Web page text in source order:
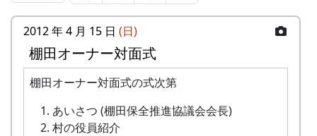
2012 年 4 月 15 日 (日)
棚田オーナー対面式
棚田オーナー対面式の式次第
あいさつ (棚田保全推進協議会会長)
村の役員紹介